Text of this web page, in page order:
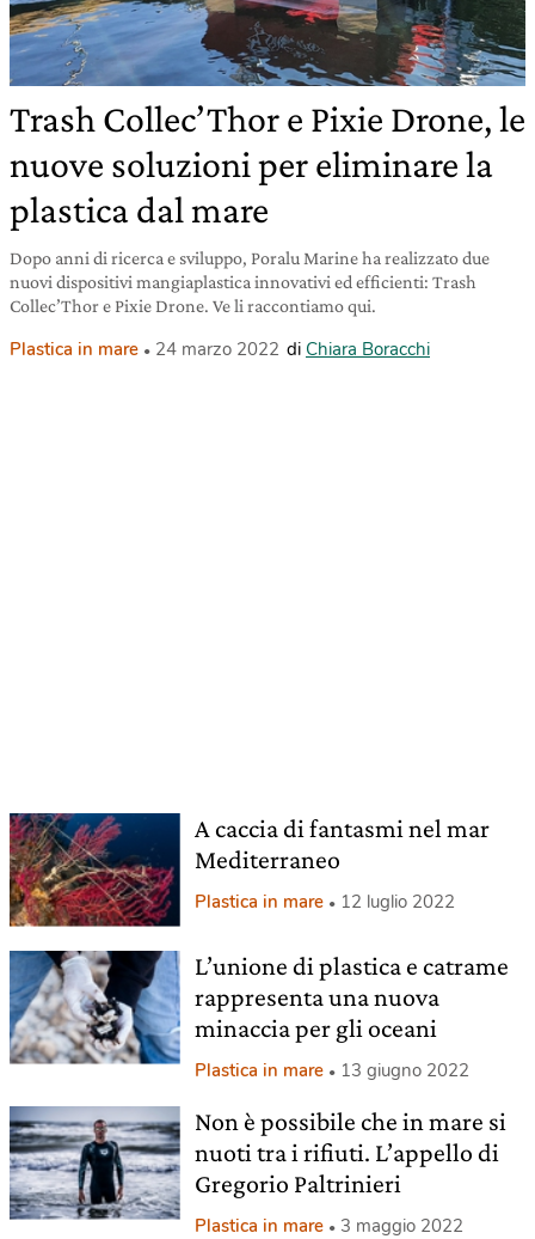
Trash Collec’Thor e Pixie Drone, le
nuove soluzioni per eliminare la
plastica dal mare
Dopo anni di ricerca e sviluppo, Poralu Marine ha realizzato due
nuovi dispositivi mangiaplastica innovativi ed efficienti: Trash
Collec’Thor e Pixie Drone. Ve li raccontiamo qui.
Plastica in mare 24 marzo 2022 di Chiara Boracchi
A caccia di fantasmi nel mar
Mediterraneo
Plastica in mare 12 luglio 2022
L’unione di plastica e catrame
rappresenta una nuova
minaccia per gli oceani
Plastica in mare 13 giugno 2022
Non è possibile che in mare si
nuoti tra i rifiuti. L’appello di
Gregorio Paltrinieri
Plastica in mare 3 maggio 2022